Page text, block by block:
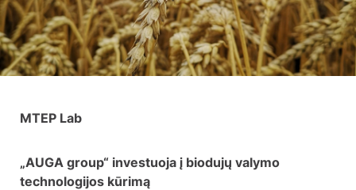
MTEP Lab
„AUGA group“ investuoja į biodujų valymo
technologijos kūrimą